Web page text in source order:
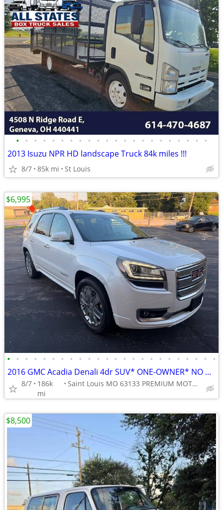
• • • • • • • • • • • • • • • • • • • • • •
2013 Isuzu NPR HD landscape Truck 84k miles !!!
8/7 85k mi St Louis
• • • • • • • • • • • • • • • • • • • • • • • •
2016 GMC Acadia Denali 4dr SUV* ONE-OWNER* NO ACCIDENT* CLEAN TITLE*
8/7
186k
mi
Saint Louis MO 63133 PREMIUM MOTORS
$6,995
$8,500